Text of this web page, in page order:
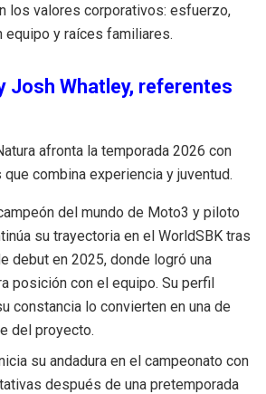
los valores corporativos: esfuerzo,
equipo y raíces familiares.
Josh Whatley, referentes
afronta la temporada 2026 con
combina experiencia y juventud.
del mundo de Moto3 y piloto
su trayectoria en el WorldSBK tras
debut en 2025, donde logró una
posición con el equipo. Su perfil
constancia lo convierten en una de
del proyecto.
su andadura en el campeonato con
después de una pretemporada